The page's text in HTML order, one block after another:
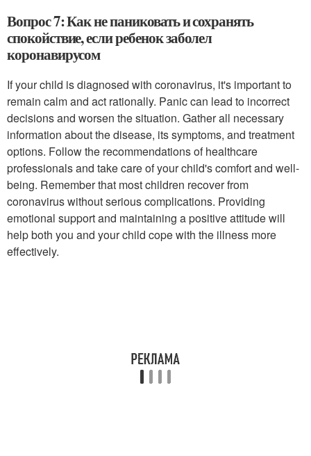
Вопрос 7: Как не паниковать и сохранять
спокойствие, если ребенок заболел
коронавирусом
If your child is diagnosed with coronavirus, it's important to
remain calm and act rationally. Panic can lead to incorrect
decisions and worsen the situation. Gather all necessary
information about the disease, its symptoms, and treatment
options. Follow the recommendations of healthcare
professionals and take care of your child's comfort and well-
being. Remember that most children recover from
coronavirus without serious complications. Providing
emotional support and maintaining a positive attitude will
help both you and your child cope with the illness more
effectively.